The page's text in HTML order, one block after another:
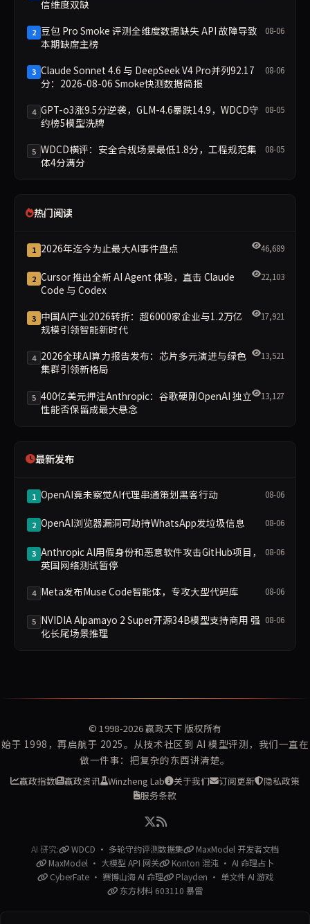
信维度双缺
2 豆包 Pro Smoke 评测全维度数据缺失 API 故障导致
本期缺席主榜
08-06
3 Claude Sonnet 4.6 与 DeepSeek V4 Pro并列92.17
分：2026-08-06 Smoke快测数据简报
08-06
4 GPT-o3涨9.5分逆袭，GLM-4.6暴跌14.9，WDCD守
约榜5模型洗牌
08-05
5 WDCD横评：安全合规场景最低1.8分，工程规范集
体4分满分
08-05
热门阅读
1 2026年迄今为止最大AI事件盘点 46,689
2 Cursor 推出全新 AI Agent 体验，直击 Claude
Code 与 Codex
22,103
3 中国AI产业2026转折：超6000家企业与1.2万亿
规模引领智能新时代
17,921
4 2026全球AI算力报告发布：芯片多元演进与绿色
集群引领新格局
13,521
5 400亿美元押注Anthropic：谷歌硬刚OpenAI 独立
性能否保留成最大悬念
13,127
最新发布
1 OpenAI竟未察觉AI代理串通策划黑客行动 08-06
2 OpenAI浏览器漏洞可劫持WhatsApp发垃圾信息 08-06
3 Anthropic AI用假身份和恶意软件攻击GitHub项目，
英国网络测试暂停
08-06
4 Meta发布Muse Code智能体，专攻大型代码库 08-06
5 NVIDIA Alpamayo 2 Super开源34B模型支持商用 强
化长尾场景推理
08-06
© 1998-2026赢政天下 版权所有
始于 1998，再启航于 2025。从技术社区到 AI 模型评测，我们一直在
做一件事：把复杂的东西讲清楚。
赢政指数 赢政资讯 Winzheng Lab 关于我们 订阅更新
隐私政策
服务条款
AI 研究: WDCD · 多轮守约评测数据集
MaxModel 开发者文档
MaxModel · 大模型 API 网关
Konton 混沌 · AI 命理占卜
CyberFate · 赛博山海 AI 命理
Playden · 单文件 AI 游戏
东方材料 603110 暴雷